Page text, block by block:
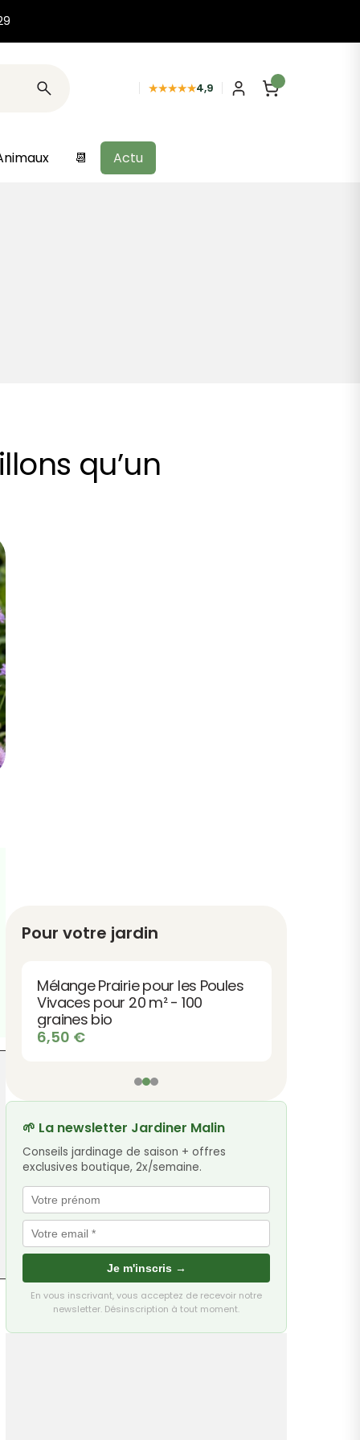
★★★★★4,9
📆 Actu
qu’un
Pour votre jardin
Mélange Prairie pour les Poules
Vivaces pour 20 m² - 100
graines bio
6,50 €
🌱 La newsletter Jardiner Malin
Conseils jardinage de saison + offres
exclusives boutique, 2x/semaine.
Je m'inscris →
En vous inscrivant, vous acceptez de recevoir notre
newsletter. Désinscription à tout moment.